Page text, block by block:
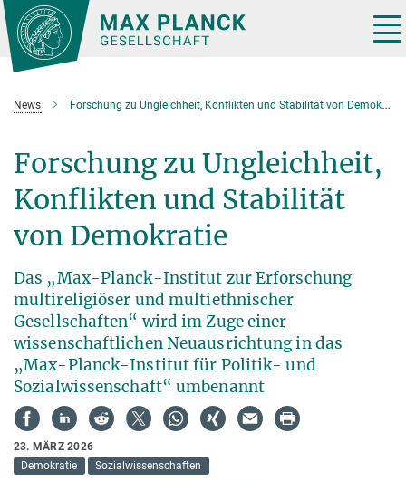
Hauptinhalt
News Forschung zu Ungleichheit, Konflikten und Stabilität von Demokratie
Forschung zu Ungleichheit,
Konflikten und Stabilität
von Demokratie
Das „Max-Planck-Institut zur Erforschung
multireligiöser und multiethnischer
Gesellschaften“ wird im Zuge einer
wissenschaftlichen Neuausrichtung in das
„Max-Planck-Institut für Politik- und
Sozialwissenschaft“ umbenannt
23. MÄRZ 2026
Demokratie
Sozialwissenschaften